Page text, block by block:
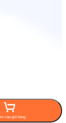
vào giỏ hàng